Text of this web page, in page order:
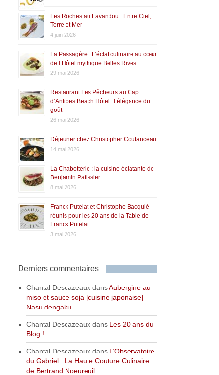
Les Roches au Lavandou : Entre Ciel,
Terre et Mer
4 juin 2026
La Passagère : L’éclat culinaire au cœur
de l’Hôtel mythique Belles Rives
29 mai 2026
Restaurant Les Pêcheurs au Cap
d’Antibes Beach Hôtel : l’élégance du
goût
26 mai 2026
Déjeuner chez Christopher Coutanceau
14 mai 2026
La Chabotterie : la cuisine éclatante de
Benjamin Patissier
8 mai 2026
Franck Putelat et Christophe Bacquié
réunis pour les 20 ans de la Table de
Franck Putelat
3 mai 2026
Derniers commentaires
Chantal Descazeaux dansAubergine au
miso et sauce soja [cuisine japonaise] –
Nasu dengaku
Chantal Descazeaux dans Les 20 ans du
Blog !
Chantal Descazeaux dans L’Observatoire
du Gabriel : La Haute Couture Culinaire
de Bertrand Noeureuil